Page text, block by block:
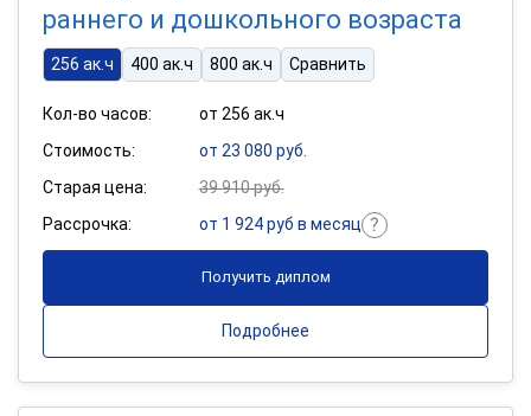
раннего и дошкольного возраста
256 ак.ч 400 ак.ч 800 ак.ч Сравнить
Кол-во часов:
от 256 ак.ч
Стоимость:
от 23 080 руб.
Старая цена:
39 910 руб.
Рассрочка:
от 1 924 руб в месяц
Получить диплом
Подробнее